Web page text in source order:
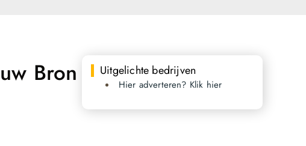
Bron
Uitgelichte bedrijven
Hier adverteren? Klik hier